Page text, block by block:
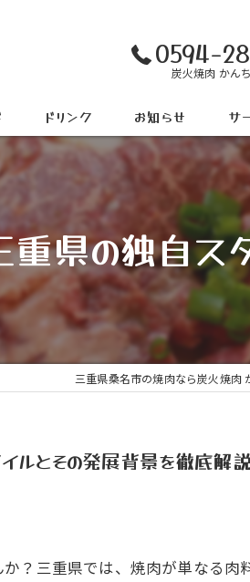
0594-
炭火焼肉 かん
ドリンク お知らせ サ
県の独自ス
三重県桑名市の焼肉なら炭火焼肉
ルとその発展背景を徹底解説
？三重県では、焼肉が単なる肉